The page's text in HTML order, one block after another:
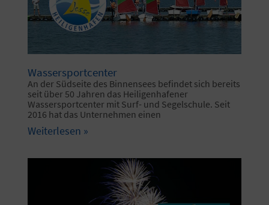
Wassersportcenter
An der Südseite des Binnensees befindet sich bereits
seit über 50 Jahren das Heiligenhafener
Wassersportcenter mit Surf- und Segelschule. Seit
2016 hat das Unternehmen einen
Weiterlesen »